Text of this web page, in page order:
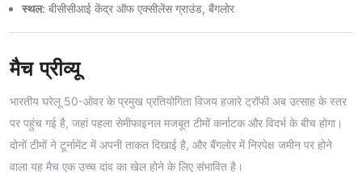
स्थल: बीसीसीआई केंद्र ऑफ एक्सीलेंस ग्राउंड, बैंगलोर
मैच प्रीव्यू
भारतीय घरेलू 50-ओवर के प्रमुख प्रतियोगिता विजय हजारे ट्रॉफी अब उत्साह के स्तर
पर पहुंच गई है, जहां पहला सेमीफाइनल मजबूत टीमों कर्नाटक और विदर्भ के बीच होगा।
दोनों टीमों ने टूर्नामेंट में अपनी ताकत दिखाई है, और बैंगलोर में निरपेक्ष जमीन पर होने
वाला यह मैच एक उच्च दांव का खेल होने के लिए संभावित है।